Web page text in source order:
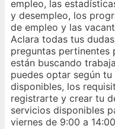
empleo, las
y desempleo, los
de empleo y las
Aclara todas tus
preguntas pertinentes
están buscando
puedes optar según
disponibles, los
registrarte y crear tu
servicios disponibles
viernes de 9:00 a